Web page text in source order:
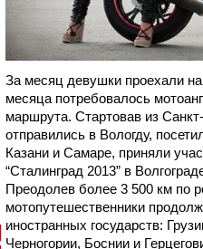
За месяц девушки проехали
месяца потребовалось
маршрута. Стартовав из
отправились в Вологду,
Казани и Самаре, приняли
“Сталинград 2013” в
Преодолев более 3 500 км по
мотопутешественники
иностранных государств:
Черногории, Боснии и